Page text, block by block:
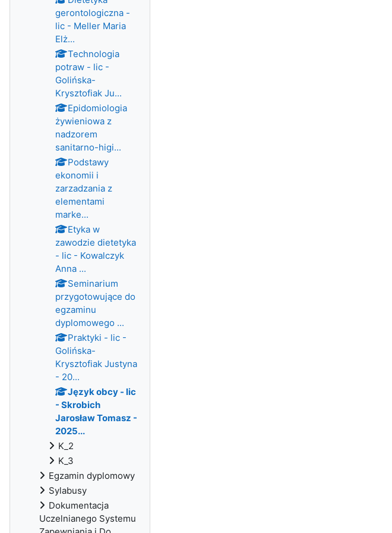
gerontologiczna -
lic - Meller Maria
Elż...
Technologia
potraw - lic -
Golińska-
Krysztofiak Ju...
Epidomiologia
żywieniowa z
nadzorem
sanitarno-higi...
Podstawy
ekonomii i
zarzadzania z
elementami
marke...
Etyka w
zawodzie dietetyka
- lic - Kowalczyk
Anna ...
Seminarium
przygotowujące do
egzaminu
dyplomowego ...
Praktyki - lic -
Golińska-
Krysztofiak Justyna
- 20...
Język obcy - lic
- Skrobich
Jarosław Tomasz -
2025...
K_2
K_3
Egzamin dyplomowy
Sylabusy
Dokumentacja
Uczelnianego Systemu